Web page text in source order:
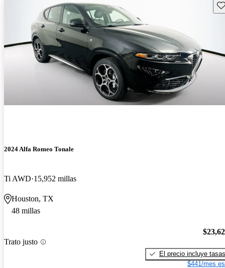
2024 Alfa Romeo Tonale
Ti AWD 15,952 millas
Houston, TX
48 millas
Trato justo
El precio incluye tasas
$441/mes